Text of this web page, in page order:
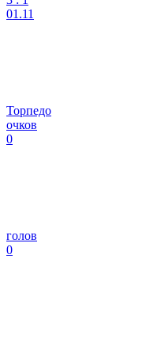
01.11
Торпедо
очков
0
голов
0